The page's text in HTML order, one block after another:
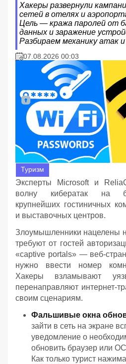
Хакеры развернули
сетей в отелях и
Цель — кража паролей от
данных и заражение
Разбираем механику атак
07.08.2026 00:03
Туризм
Эксперты Microsoft и
волну кибератак на
крупнейших гостиничных
и выставочных центров.
Злоумышленники нацелены
требуют от гостей
«captive portals» — веб-
нужно ввести номер
Хакеры взламывают
перенаправляют интернет-
своим сценариям.
Фальшивые окна
зайти в сеть на экране
уведомление о
обновить браузер или
Как только турист